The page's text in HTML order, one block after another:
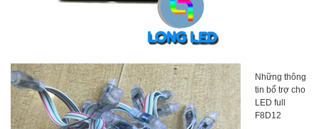
Những thông
tin bổ trợ cho
LED full
F8D12